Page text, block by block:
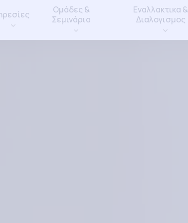
Ομάδες &
Σεμινάρια
Εναλλακτικα &
Διαλογισμος